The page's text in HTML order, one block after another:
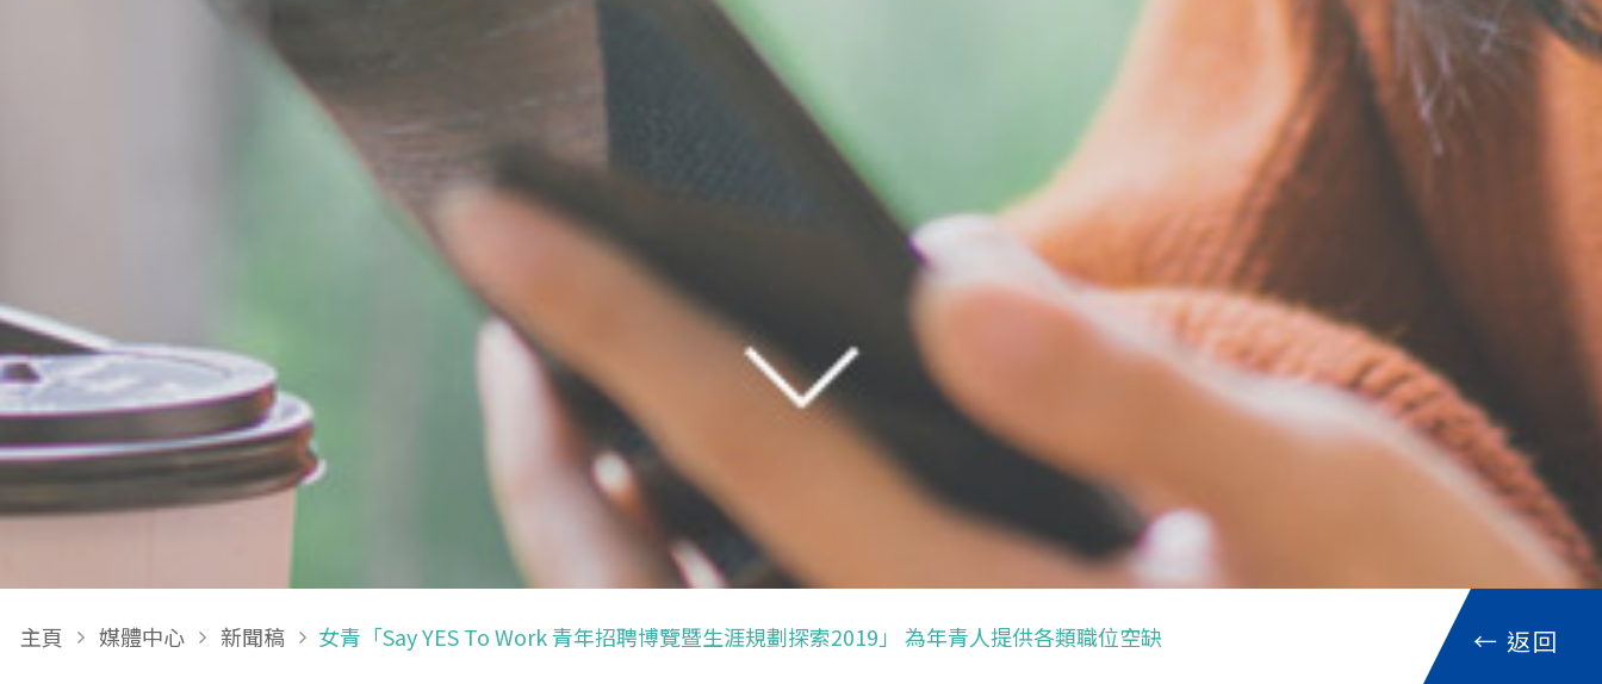
Breadcrumb
主頁 媒體中心 新聞稿 女青「Say YES To Work 青年招聘博覽暨生涯規劃探索2019」 為年青人提供各類職位空缺 ← 返回